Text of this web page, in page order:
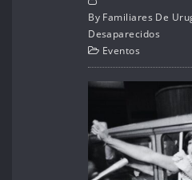
By Familiares De
Desaparecidos
Eventos